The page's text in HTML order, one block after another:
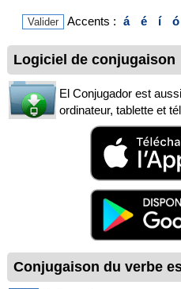
Accents : á é í ó
Logiciel de conjugaison
El Conjugador est
ordinateur, tablette et
Conjugaison du verbe